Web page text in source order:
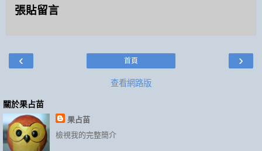
張貼留言
‹ ›
首頁
查看網路版
關於果占苗
果占苗
檢視我的完整簡介